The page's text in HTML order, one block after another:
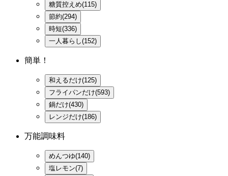
糖質控えめ(115)
節約(294)
時短(336)
一人暮らし(152)
簡単！
和えるだけ(125)
フライパンだけ(593)
鍋だけ(430)
レンジだけ(186)
万能調味料
めんつゆ(140)
塩レモン(7)